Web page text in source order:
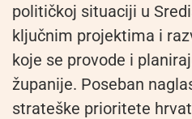
političkoj situaciji u
ključnim projektima i
koje se provode i
županije. Poseban
strateške prioritete